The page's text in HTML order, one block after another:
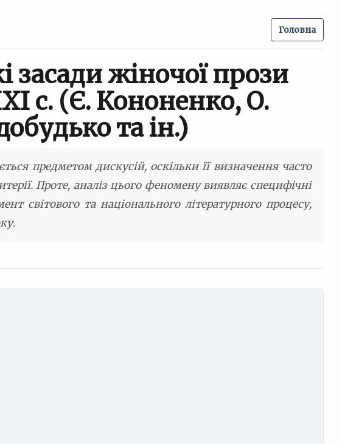
Головна
засади жіночої прози
с. (Є. Кононенко, О.
та ін.)
предметом дискусій, оскільки її визначення часто
Проте, аналіз цього феномену виявляє специфічні
світового та національного літературного процесу,